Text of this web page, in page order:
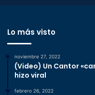
Lo más visto
noviembre 27, 2022
(Video) Un Cantor
hizo viral
febrero 26, 2022